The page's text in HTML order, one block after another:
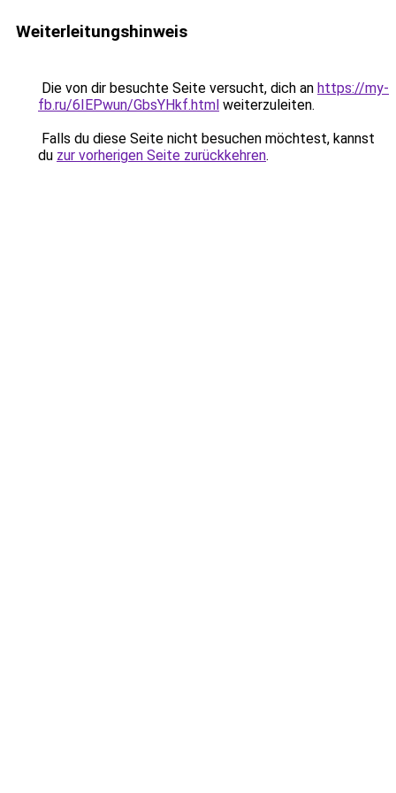
Weiterleitungshinweis
Die von dir besuchte Seite versucht, dich an https://my-
fb.ru/6IEPwun/GbsYHkf.html weiterzuleiten.
Falls du diese Seite nicht besuchen möchtest, kannst
du zur vorherigen Seite zurückkehren.